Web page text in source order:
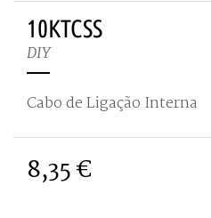
10KTCSS
DIY
Cabo de Ligação Interna
8,35 €